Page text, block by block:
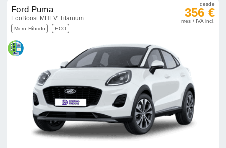
Ford Puma
EcoBoost MHEV Titanium
Micro-Híbrido ECO
desde
356 €
mes / IVA incl.